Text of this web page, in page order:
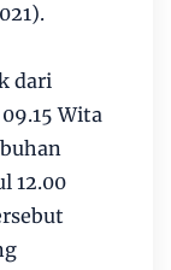
dari
Wita
12.00